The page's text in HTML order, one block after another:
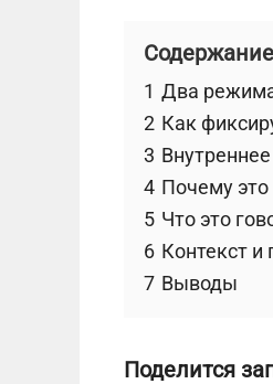
Содержание
1 Два
2 Как
3
4 Почему
5 Что это
6 Контекст и
7 Выводы
Поделится